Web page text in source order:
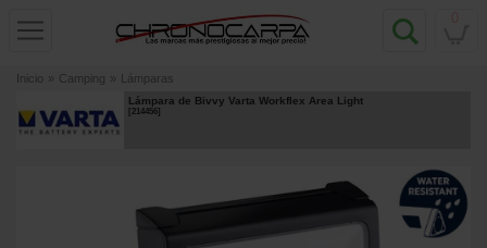
Inicio » Camping » Lámparas
Lámpara de Bivvy Varta Workflex Area Light
[214456]